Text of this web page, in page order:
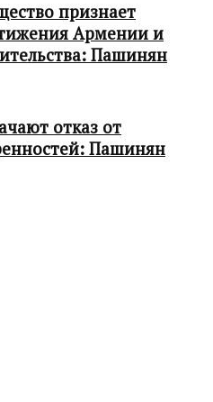
признает
Армении и
Пашинян
отказ от
Пашинян